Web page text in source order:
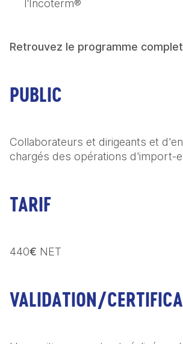
l'Incoterm®
Retrouvez le programme complet
PUBLIC
Collaborateurs et dirigeants et
chargés des opérations d'import-
TARIF
440€ NET
VALIDATION/